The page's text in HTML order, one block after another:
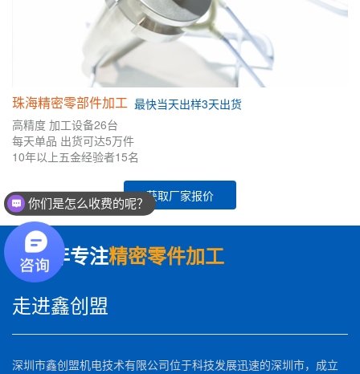
珠海精密零部件加工 最快当天出样3天出货
高精度 加工设备26台
每天单品 出货可达5万件
10年以上五金经验者15名
获取厂家报价
数十年专注精密零件加工
走进鑫创盟
深圳市鑫创盟机电技术有限公司位于科技发展迅速的深圳市，成立
你们是怎么收费的呢？